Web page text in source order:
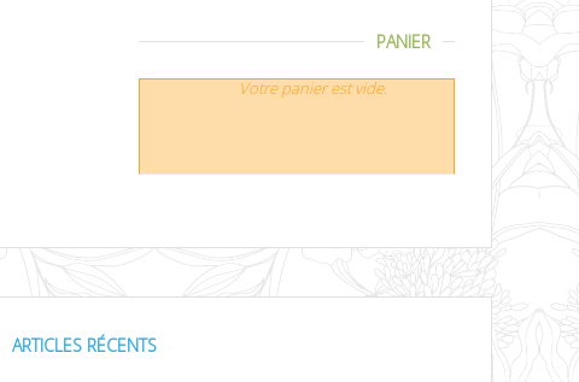
PANIER
Votre panier est vide.
ARTICLES RÉCENTS